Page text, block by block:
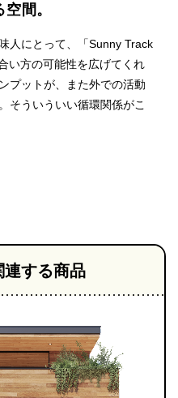
間。
人にとって、「Sunny Track
い方の可能性を広げてくれ
プットが、また外での活動
そういういい循環関係がこ
連する商品